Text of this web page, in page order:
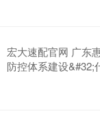
宏大速配官网 广东
防控体系建设&#32;